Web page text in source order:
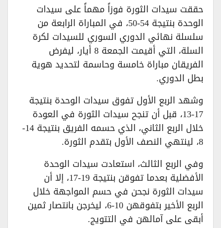
حققت سيدات الثورة فوزاً مهماً على سيدات
الوحدة بنتيجة 54-50، في المباراة الرابعة من
سلسلة نهائي الدوري السوري للسيدات لكرة
السلة، التي أقيمت الجمعة 8 أيار، ليفرض
الفريقان مباراة خامسة وحاسمة لتحديد هوية
بطل الدوري.
وشهد الربع الأول تفوق سيدات الوحدة بنتيجة
17-13، قبل أن تنجح سيدات الثورة في العودة
خلال الربع الثاني، الذي حسمه الفريق بنتيجة 14-
8، لينتهي النصف الأول بتقدم الثورة.
وفي الربع الثالث، استعادت سيدات الوحدة
الأفضلية بعدما تفوقن بنتيجة 19-17، إلا أن
سيدات الثورة نجحن في حسم المواجهة خلال
الربع الأخير بتفوقهن 10-6، ليخرجن بانتصار ثمين
أبقى على آمالهن في التتويج.